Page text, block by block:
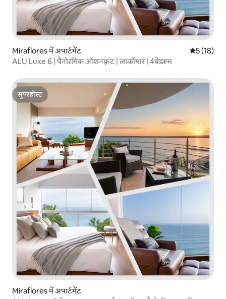
Miraflores में अपार्टमेंट औसत रेटिंग
5 (18)
ALU Luxe 6 | पैनोरमिक ओशनफ़्रंट | लार्कोमार | 4बेडरूम
सुपरहोस्ट
सुपरहोस्ट
Miraflores में अपार्टमेंट